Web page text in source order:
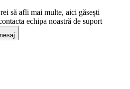
să afli mai multe, aici găsești
echipa noastră de suport